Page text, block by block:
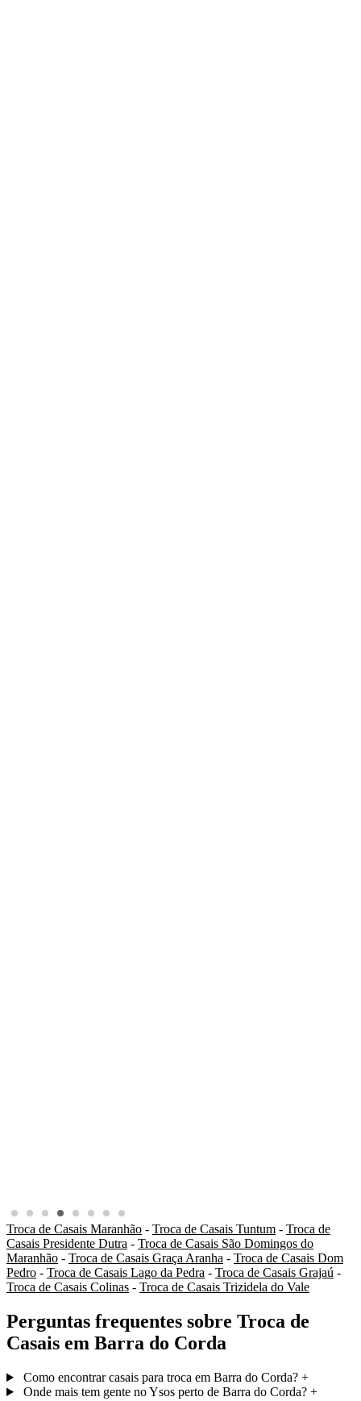
Troca de Casais Maranhão - Troca de Casais Tuntum - Troca de
Casais Presidente Dutra - Troca de Casais São Domingos do
Maranhão - Troca de Casais Graça Aranha - Troca de Casais Dom
Pedro - Troca de Casais Lago da Pedra - Troca de Casais Grajaú -
Troca de Casais Colinas - Troca de Casais Trizidela do Vale
Perguntas frequentes sobre Troca de
Casais em Barra do Corda
Como encontrar casais para troca em Barra do Corda? +
Onde mais tem gente no Ysos perto de Barra do Corda? +